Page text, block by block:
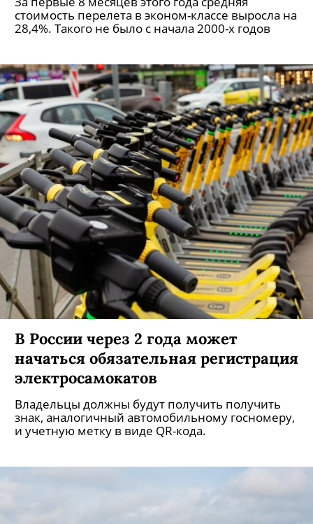
За первые 8 месяцев этого года средняя
стоимость перелета в эконом-классе выросла на
В России через 2 года может
начаться обязательная регистрация
электросамокатов
Владельцы должны будут получить получить
знак, аналогичный автомобильному госномеру,